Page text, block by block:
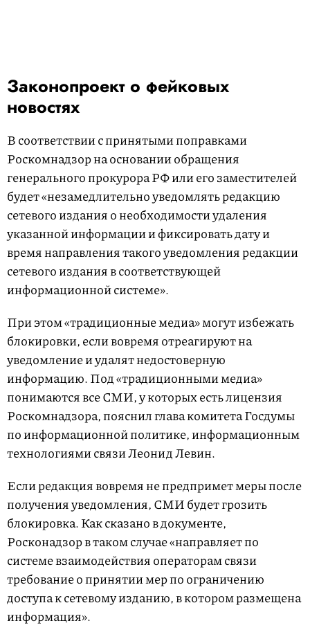
Законопроект о фейковых
новостях
В соответствии с принятыми поправками
Роскомнадзор на основании обращения
генерального прокурора РФ или его заместителей
будет «незамедлительно уведомлять редакцию
сетевого издания о необходимости удаления
указанной информации и фиксировать дату и
время направления такого уведомления редакции
сетевого издания в соответствующей
информационной системе».
При этом «традиционные медиа» могут избежать
блокировки, если вовремя отреагируют на
уведомление и удалят недостоверную
информацию. Под «традиционными медиа»
понимаются все СМИ, у которых есть лицензия
Роскомнадзора, пояснил глава комитета Госдумы
по информационной политике, информационным
технологиями связи Леонид Левин.
Если редакция вовремя не предпримет меры после
получения уведомления, СМИ будет грозить
блокировка. Как сказано в документе,
Росконадзор в таком случае «направляет по
системе взаимодействия операторам связи
требование о принятии мер по ограничению
доступа к сетевому изданию, в котором размещена
информация».